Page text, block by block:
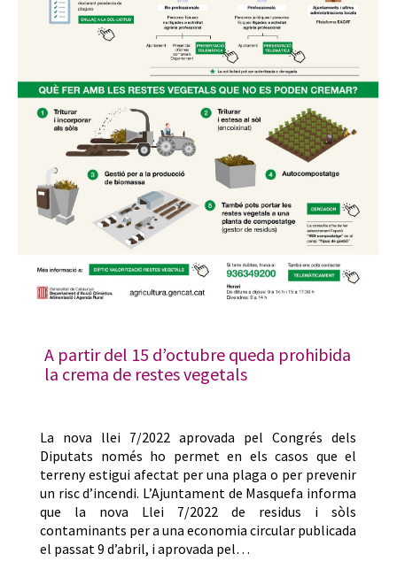
A partir del 15 d’octubre queda prohibida
la crema de restes vegetals
La nova llei 7/2022 aprovada pel Congrés dels
Diputats només ho permet en els casos que el
terreny estigui afectat per una plaga o per prevenir
un risc d’incendi. L’Ajuntament de Masquefa informa
que la nova Llei 7/2022 de residus i sòls
contaminants per a una economia circular publicada
el passat 9 d’abril, i aprovada pel…